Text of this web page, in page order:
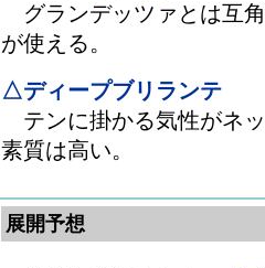
グランデッツァとは互
が使える。
△ディープブリランテ
テンに掛かる気性がネ
素質は高い。
展開予想